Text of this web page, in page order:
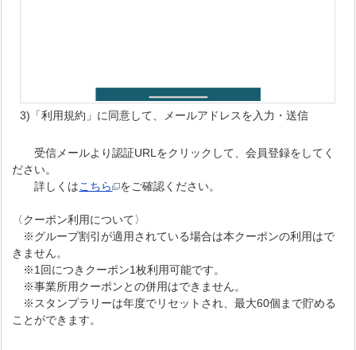
3)「利用規約」に同意して、メールアドレスを入力・送信
受信メールより認証URLをクリックして、会員登録をしてく
ださい。
詳しくはこちら をご確認ください。
〈クーポン利用について〉
※グループ割引が適用されている場合は本クーポンの利用はで
きません。
※1回につきクーポン1枚利用可能です。
※事業所用クーポンとの併用はできません。
※スタンプラリーは年度でリセットされ、最大60個まで貯める
ことができます。